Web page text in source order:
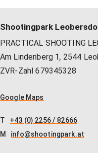
Management
Faustfeuerwaffen
GLOCK Training
Halbautomaten-&
Long Range
Kurse: IPSC
Kurse:
Halbautomaten-&
Long Range
Shootingpark
PRACTICAL SHOOTING
Am Lindenberg 1, 2544
ZVR-Zahl 679345328
Google Maps
T
+43 (0) 2256 / 82666
M
info@shootingpark.at